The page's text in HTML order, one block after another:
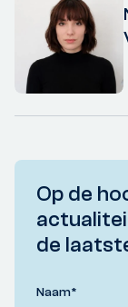
Op de
de
Naam*